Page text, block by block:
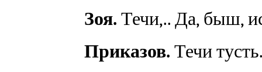
Зоя. Течи,.. Да, быш,
Приказов. Течи